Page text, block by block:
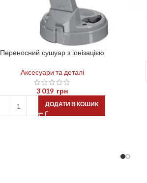
Переносний сушуар з іонізацією
Аксесуари та деталі
3 019 грн
ДОДАТИ В КОШИК